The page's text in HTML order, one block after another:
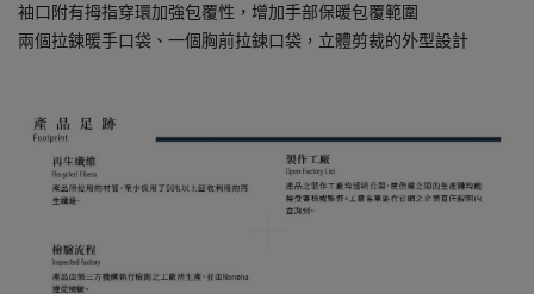
袖口附有拇指穿環加強包覆性，增加手部保暖包覆範圍
兩個拉鍊暖手口袋、一個胸前拉鍊口袋，立體剪裁的外型設計